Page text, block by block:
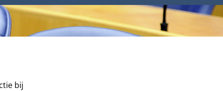
bij